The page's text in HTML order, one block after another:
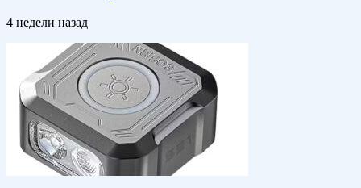
4 недели назад